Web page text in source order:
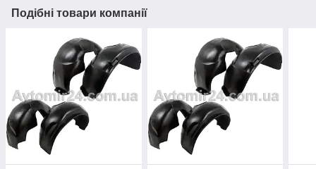
Подібні товари компанії